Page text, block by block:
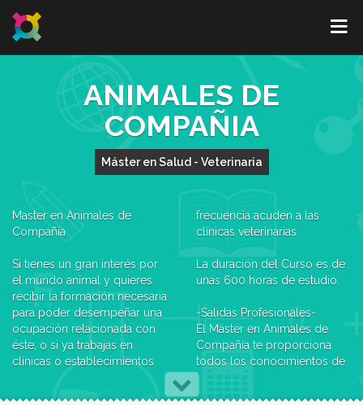
ANIMALES DE
COMPAÑIA
Máster en Salud - Veterinaria
Master en Animales de
Compañía
Si tienes un gran interés por
el mundo animal y quieres
recibir la formación necesaria
para poder desempeñar una
ocupación relacionada con
éste; o si ya trabajas en
clínicas o establecimientos
zoológicos, donde el
contacto diario con los
frecuencia acuden a las
clínicas veterinarias.
La duración del Curso es de
unas 600 horas de estudio.
-Salidas Profesionales-
El Máster en Animales de
Compañía te proporciona
todos los conocimientos de
un Auxiliar de Clínica
Veterinaria, combinados con